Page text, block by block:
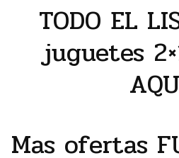
TODO EL
juguetes
Mas ofertas